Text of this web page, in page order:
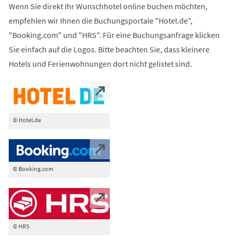
Wenn Sie direkt Ihr Wunschhotel online buchen möchten,
empfehlen wir Ihnen die Buchungsportale "Hotel.de",
"Booking.com" und "HRS". Für eine Buchungsanfrage klicken
Sie einfach auf die Logos. Bitte beachten Sie, dass kleinere
Hotels und Ferienwohnungen dort nicht gelistet sind.
© Hotel.de
© Booking.com
© HRS